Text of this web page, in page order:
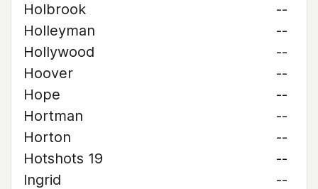
Holbrook
--
Holleyman
--
Hollywood
--
Hoover
--
Hope
--
Hortman
--
Horton
--
Hotshots 19
--
Ingrid
--